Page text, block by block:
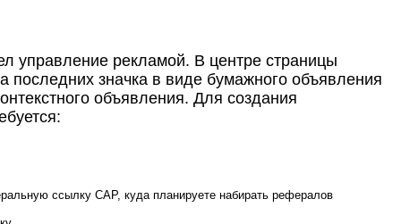
управление рекламой. В центре страницы
значка в виде бумажного объявления
объявления. Для создания
ссылку САР, куда планируете набирать рефералов